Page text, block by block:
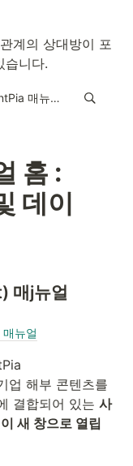
계의 상대방이 포
습니다.
업 해부 콘텐츠를
결합되어 있는 사
새 창으로 열립